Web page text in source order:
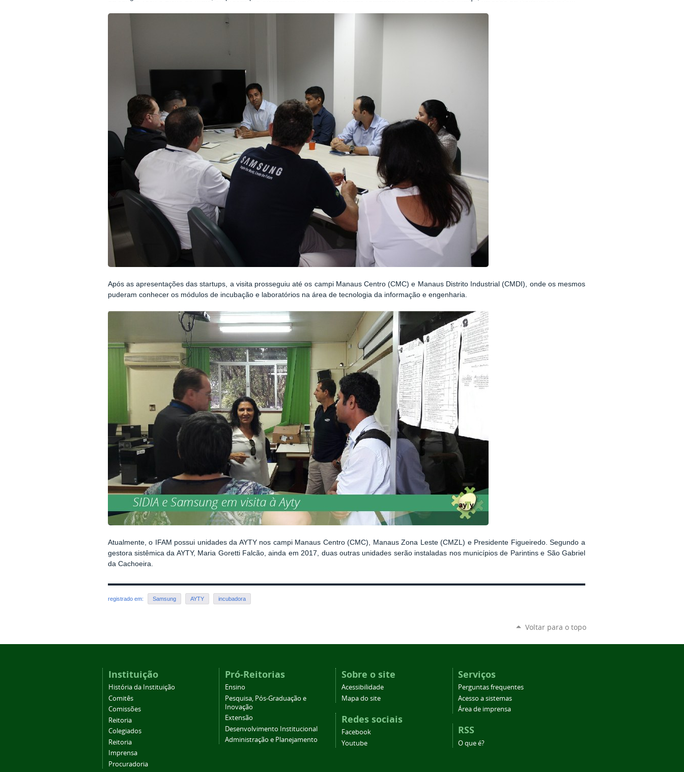
Após as apresentações das startups, a visita prosseguiu até os campi Manaus Centro (CMC) e Manaus Distrito Industrial (CMDI), onde os mesmos
puderam conhecer os módulos de incubação e laboratórios na área de tecnologia da informação e engenharia.
Atualmente, o IFAM possui unidades da AYTY nos campi Manaus Centro (CMC), Manaus Zona Leste (CMZL) e Presidente Figueiredo. Segundo a
gestora sistêmica da AYTY, Maria Goretti Falcão, ainda em 2017, duas outras unidades serão instaladas nos municípios de Parintins e São Gabriel
da Cachoeira.
registrado em: Samsung AYTY incubadora
Voltar para o topo
Instituição
História da Instituição
Comitês
Comissões
Reitoria
Colegiados
Reitoria
Imprensa
Procuradoria
Pró-Reitorias
Ensino
Pesquisa, Pós-Graduação e
Inovação
Extensão
Desenvolvimento Institucional
Administração e Planejamento
Sobre o site
Acessibilidade
Mapa do site
Redes sociais
Facebook
Youtube
Serviços
Perguntas frequentes
Acesso a sistemas
Área de imprensa
RSS
O que é?